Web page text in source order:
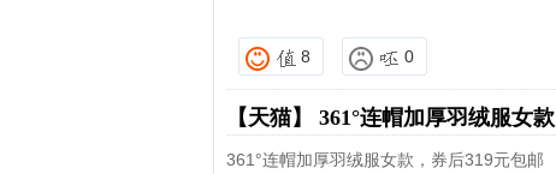
8 0
【天猫】 361°连帽加厚羽绒服女款
361°连帽加厚羽绒服女款，券后319元包邮